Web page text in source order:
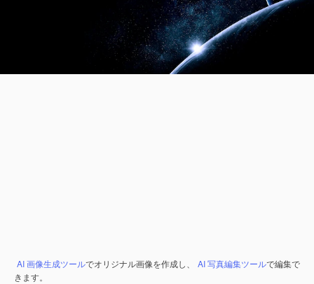
AI 画像生成ツールでオリジナル画像を作成し、 AI 写真編集ツールで編集で
きます。